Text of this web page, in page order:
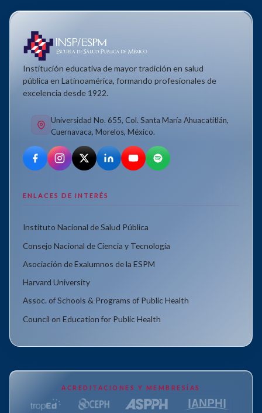
Institución educativa de mayor tradición en salud
pública en Latinoamérica, formando profesionales de
excelencia desde 1922.
Universidad No. 655, Col. Santa María Ahuacatitlán,
Cuernavaca, Morelos, México.
ENLACES DE INTERÉS
Instituto Nacional de Salud Pública
Consejo Nacional de Ciencia y Tecnología
Asociación de Exalumnos de la ESPM
Harvard University
Assoc. of Schools & Programs of Public Health
Council on Education for Public Health
ACREDITACIONES Y MEMBRESÍAS